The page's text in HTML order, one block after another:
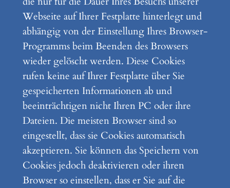
Webseite auf Ihrer Festplatte hinterlegt und
abhängig von der Einstellung Ihres Browser-
Programms beim Beenden des Browsers
wieder gelöscht werden. Diese Cookies
rufen keine auf Ihrer Festplatte über Sie
gespeicherten Informationen ab und
beeinträchtigen nicht Ihren PC oder ihre
Dateien. Die meisten Browser sind so
eingestellt, dass sie Cookies automatisch
akzeptieren. Sie können das Speichern von
Cookies jedoch deaktivieren oder ihren
Browser so einstellen, dass er Sie auf die